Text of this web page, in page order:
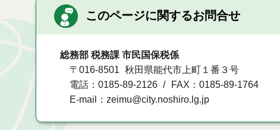
このページに関するお問合せ
総務部 税務課 市民国保税係
〒016-8501
秋田県能代市上町１番３号
電話：0185-89-2126
FAX：0185-89-1764
E-mail：zeimu@city.noshiro.lg.jp